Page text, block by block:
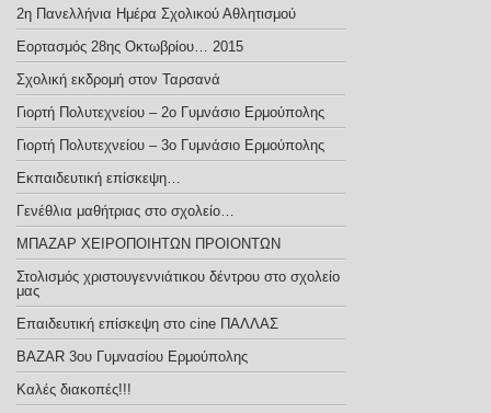
2η Πανελλήνια Ημέρα Σχολικού Αθλητισμού
Εορτασμός 28ης Οκτωβρίου… 2015
Σχολική εκδρομή στον Ταρσανά
Γιορτή Πολυτεχνείου – 2ο Γυμνάσιο Ερμούπολης
Γιορτή Πολυτεχνείου – 3ο Γυμνάσιο Ερμούπολης
Εκπαιδευτική επίσκεψη…
Γενέθλια μαθήτριας στο σχολείο…
ΜΠΑΖΑΡ ΧΕΙΡΟΠΟΙΗΤΩΝ ΠΡΟΙΟΝΤΩΝ
Στολισμός χριστουγεννιάτικου δέντρου στο σχολείο
μας
Επαιδευτική επίσκεψη στο cine ΠΑΛΛΑΣ
BAZAR 3ου Γυμνασίου Ερμούπολης
Καλές διακοπές!!!